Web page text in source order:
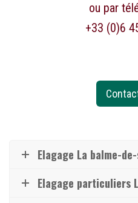
ou par
+33 (0)6
Elagage La balme-
Elagage particuliers